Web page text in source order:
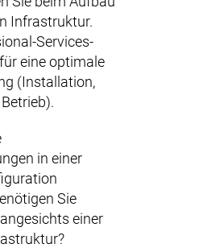
Infrastruktur.
Services-
eine optimale
(Installation,
in einer
Sie
einer